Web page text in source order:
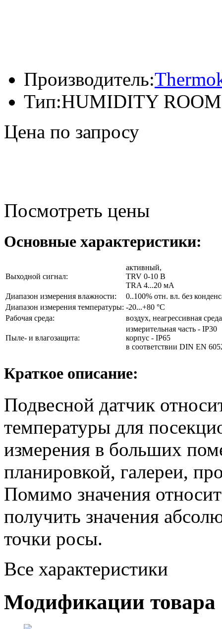
Производитель:
Тип:HUMIDITY ROOM
Цена по запросу
Посмотреть цены
Основные характеристики:
Выходной сигнал:
активный,
TRV 0-10 В
TRA 4...20 мА
Диапазон измерения влажности:
0..100% отн. вл. без
Диапазон измерения температуры: -20...+80 °C
Рабочая среда:
воздух, неагрессивная среда
Пыле- и влагозащита:
измерительная часть - IP30
корпус - IP65
в соответствии DIN EN
Краткое описание:
Подвесной датчик
температуры для
измерения в больших
планировкой, галереи,
Помимо значения
получить значения
точки росы.
Все характеристики
Модификации товара